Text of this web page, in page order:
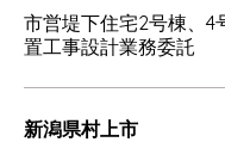
市営堤下住宅2号棟、4
置工事設計業務委託
新潟県村上市